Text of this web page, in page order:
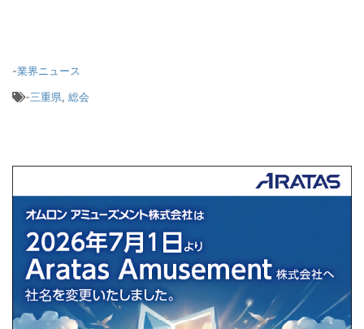
-業界ニュース
-三重県, 総会